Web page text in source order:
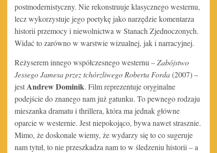
postmodernistyczny. Nie rekonstruuje klasycznego westernu,
lecz wykorzystuje jego poetykę jako narzędzie komentarza
historii przemocy i niewolnictwa w Stanach Zjednoczonych.
Widać to zarówno w warstwie wizualnej, jak i narracyjnej.
Reżyserem innego współczesnego westernu –Zabójstwo
Jessego Jamesa przez tchórzliwego Roberta Forda(2007) –
jestAndrew Dominik. Film reprezentuje oryginalne
podejście do znanego nam już gatunku. To pewnego rodzaju
mieszanka dramatu i thrillera, która ma jednak główne
oparcie w westernie. Jest niepokojąco, bywa nawet strasznie.
Mimo, że doskonale wiemy, że wydarzy się to co sugeruje
nam tytuł, to nie przeszkadza nam to w śledzeniu historii – a